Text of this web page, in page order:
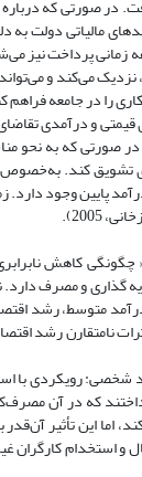
صورتی که درباره
مالیاتی دولت به
پرداخت نیز
می‌کند و
در جامعه فراهم کند
و درآمدی
صورتی که به نحو
تشویق کند.
پایین وجود دارد.
اقتصادی« چگونگی
گذاری و مصرف دارد.
متوسط، رشد
نامتقارن رشد
بر درآمد شخصی:
که در آن
این تأثیر
کارگران